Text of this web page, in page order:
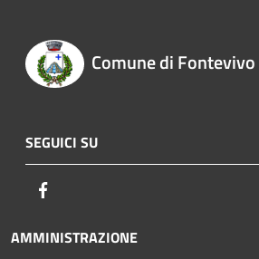
Comune di Fontevivo
SEGUICI SU
AMMINISTRAZIONE